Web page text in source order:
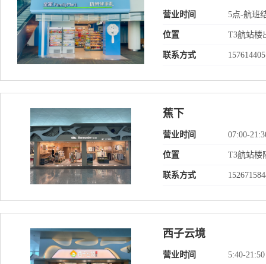
营业时间 5点-航班
位置 T3航站楼
联系方式
蕉下
营业时间 07:00-
位置 T3航站楼
联系方式
西子云境
营业时间 5:40-21:50